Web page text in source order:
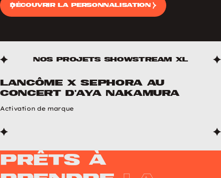
Découvrir la personnalisation
Nos projets ShowStream XL
Lancôme X Sephora au
concert d'Aya Nakamura
Activation de marque
Solutions intermédiaires
Prêts à